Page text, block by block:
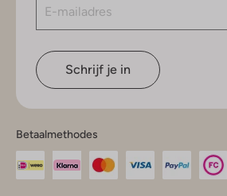
Schrijf je in
Betaalmethodes